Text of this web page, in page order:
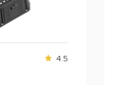
4.5